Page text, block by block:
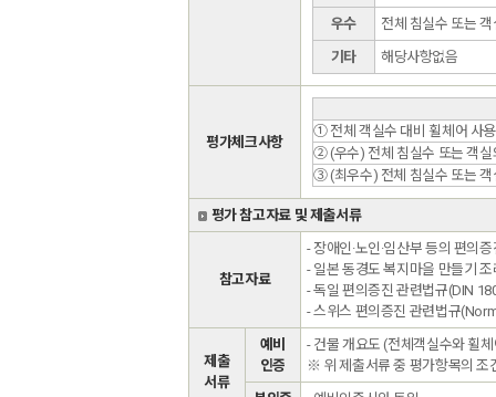
우수
전체 침실수 또는
기타
해당사항없음
평가체크사항
① 전체 객실수 대비 휠체어 사
② (우수) 전체 침실수 또는 객실
③ (최우수) 전체 침실수 또는 객
평가 참고자료 및 제출서류
참고자료
- 장애인·노인·임산부 등의 편의
- 일본 동경도 복지마을 만들기 조
- 독일 편의증진 관련법규(DIN
- 스위스 편의증진 관련법규
제출
서류
예비
인증
- 건물 개요도 (전체객실수와 휠
※ 위 제출서류 중 평가항목의 조